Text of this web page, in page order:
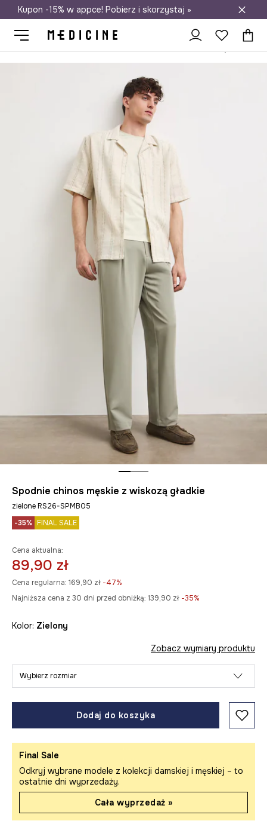
Darmowa dostawa do salonów
Kupon -15% w appce! Pobierz i skorzystaj »
Spodnie chinos męskie z wiskozą gładkie
zielone RS26-SPMB05
-35% FINAL SALE
Cena aktualna:
89,90 zł
Cena regularna: 169,90 zł -47%
Najniższa cena z 30 dni przed obniżką: 139,90 zł -35%
Kolor: zielony
Zobacz wymiary produktu
Wybierz rozmiar
Dodaj do koszyka
Final Sale
Odkryj wybrane modele z kolekcji damskiej i męskiej – to
ostatnie dni wyprzedaży.
Cała wyprzedaż »